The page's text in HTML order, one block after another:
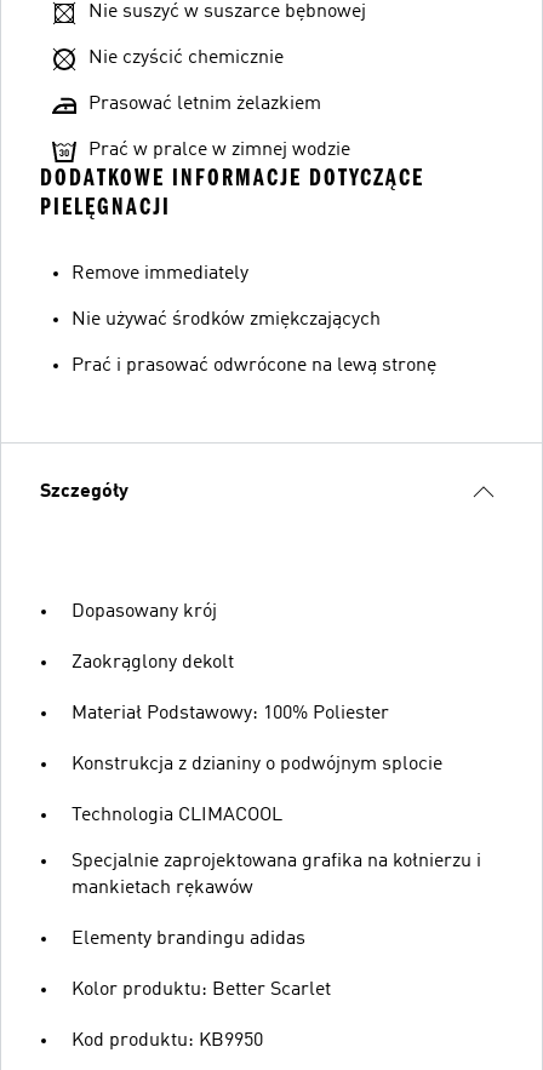
Nie suszyć w suszarce bębnowej
Nie czyścić chemicznie
Prasować letnim żelazkiem
Prać w pralce w zimnej wodzie
DODATKOWE INFORMACJE DOTYCZĄCE
PIELĘGNACJI
Remove immediately
Nie używać środków zmiękczających
Prać i prasować odwrócone na lewą stronę
Szczegóły
Dopasowany krój
Zaokrąglony dekolt
Materiał Podstawowy: 100% Poliester
Konstrukcja z dzianiny o podwójnym splocie
Technologia CLIMACOOL
Specjalnie zaprojektowana grafika na kołnierzu i
mankietach rękawów
Elementy brandingu adidas
Kolor produktu: Better Scarlet
Kod produktu: KB9950